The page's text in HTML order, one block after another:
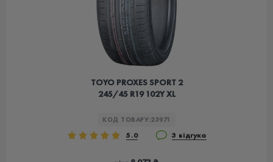
TOYO PROXES SPORT 2
245/45 R19 102Y XL
КОД ТОВАРУ:23971
5.0 3 відгука